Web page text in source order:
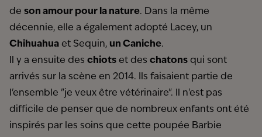
de son amour pour la nature. Dans la même
décennie, elle a également adopté Lacey, un
Chihuahua et Sequin, un Caniche.
Il y a ensuite des chiots et des chatons qui sont
arrivés sur la scène en 2014. Ils faisaient partie de
l'ensemble "je veux être vétérinaire". Il n'est pas
difficile de penser que de nombreux enfants ont été
inspirés par les soins que cette poupée Barbie